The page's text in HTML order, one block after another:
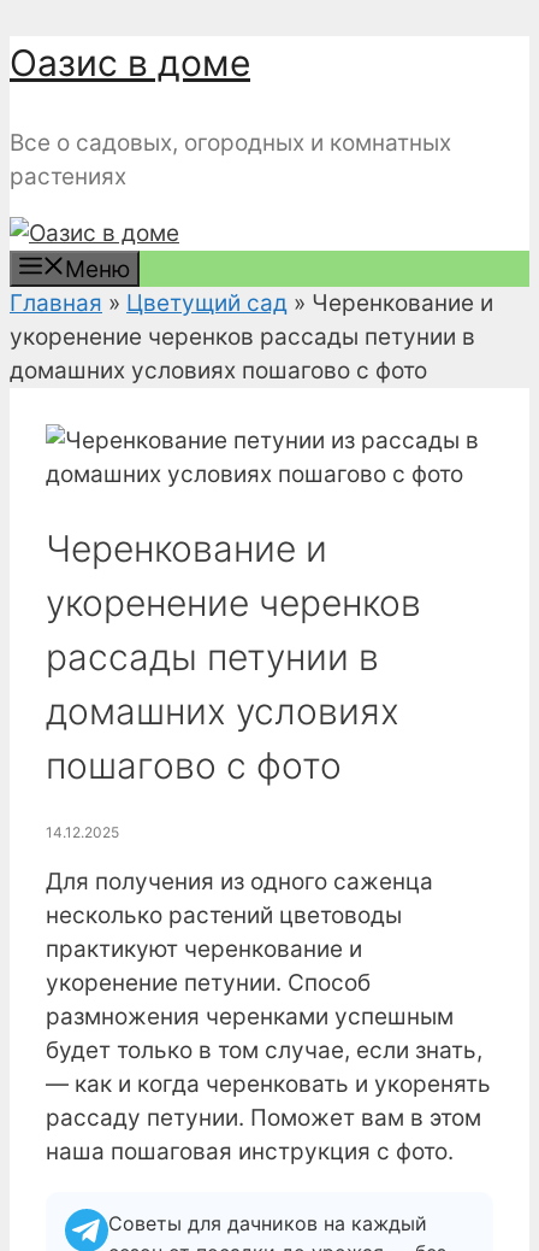
Перейти
к
Оазис в доме
Все о садовых, огородных и комнатных
растениях
Меню
Главная » Цветущий сад » Черенкование и
укоренение черенков рассады петунии в
домашних условиях пошагово с фото
Черенкование и
укоренение черенков
рассады петунии в
домашних условиях
пошагово с фото
14.12.2025
Для получения из одного саженца
несколько растений цветоводы
практикуют черенкование и
укоренение петунии. Способ
размножения черенками успешным
будет только в том случае, если знать,
— как и когда черенковать и укоренять
рассаду петунии. Поможет вам в этом
наша пошаговая инструкция с фото.
Советы для дачников на каждый